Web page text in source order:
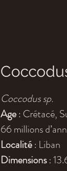
Coccodus sp.
Age: Crétacé,
66 millions
Localité: Liban
Dimensions: